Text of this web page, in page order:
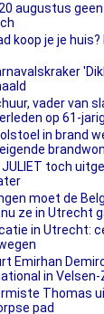
augustus
koop je je
vader van
op 61-
in brand
JULIET toch
moet de
ze in Utrecht
in Utrecht:
Emirhan
in Velsen-
Thomas
pad